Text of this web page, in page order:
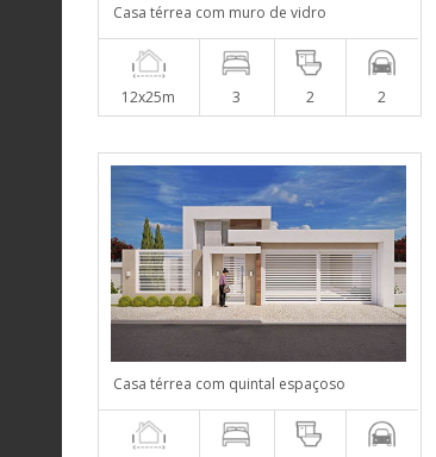
Casa térrea com muro de vidro
12x25m 3 2 2
Casa térrea com quintal espaçoso